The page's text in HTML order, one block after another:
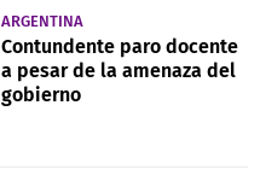
ARGENTINA
Contundente paro docente
a pesar de la amenaza del
gobierno